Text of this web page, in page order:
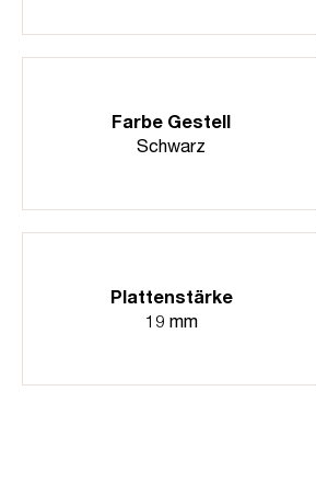
Farbe Gestell
Schwarz
Plattenstärke
19 mm